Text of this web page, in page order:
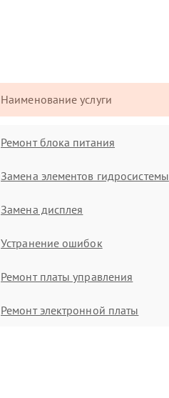
Наименование услуги
Ремонт блока питания
Замена элементов гидросистемы
Замена дисплея
Устранение ошибок
Ремонт платы управления
Ремонт электронной платы